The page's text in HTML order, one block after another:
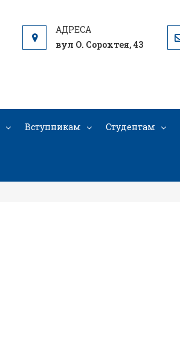
вул О. Сорохтея, 43
Вступникам Студентам